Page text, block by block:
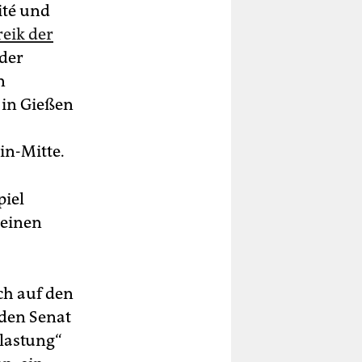
und
der
Gießen
Mitte.
auf den
Senat